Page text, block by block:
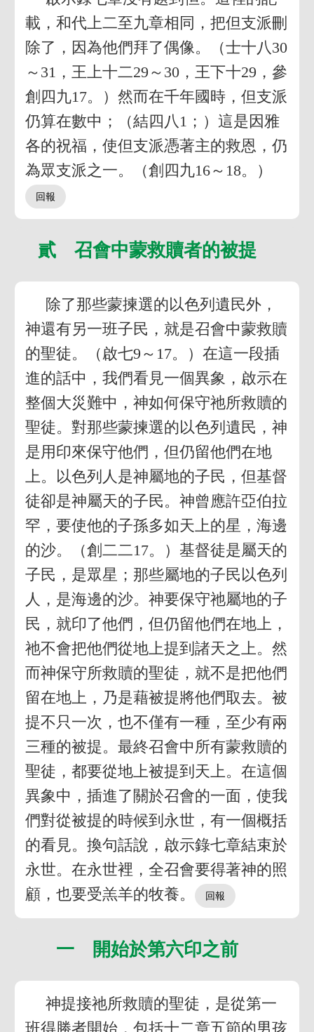
載，和代上二至九章相同，把但支派刪
除了，因為他們拜了偶像。（士十八30
～31，王上十二29～30，王下十29，參
創四九17。）然而在千年國時，但支派
仍算在數中；（結四八1；）這是因雅
各的祝福，使但支派憑著主的救恩，仍
為眾支派之一。（創四九16～18。）
貳 召會中蒙救贖者的被提
除了那些蒙揀選的以色列遺民外，
神還有另一班子民，就是召會中蒙救贖
的聖徒。（啟七9～17。）在這一段插
進的話中，我們看見一個異象，啟示在
整個大災難中，神如何保守祂所救贖的
聖徒。對那些蒙揀選的以色列遺民，神
是用印來保守他們，但仍留他們在地
上。以色列人是神屬地的子民，但基督
徒卻是神屬天的子民。神曾應許亞伯拉
罕，要使他的子孫多如天上的星，海邊
的沙。（創二二17。）基督徒是屬天的
子民，是眾星；那些屬地的子民以色列
人，是海邊的沙。神要保守祂屬地的子
民，就印了他們，但仍留他們在地上，
祂不會把他們從地上提到諸天之上。然
而神保守所救贖的聖徒，就不是把他們
留在地上，乃是藉被提將他們取去。被
提不只一次，也不僅有一種，至少有兩
三種的被提。最終召會中所有蒙救贖的
聖徒，都要從地上被提到天上。在這個
異象中，插進了關於召會的一面，使我
們對從被提的時候到永世，有一個概括
的看見。換句話說，啟示錄七章結束於
永世。在永世裡，全召會要得著神的照
顧，也要受羔羊的牧養。
一 開始於第六印之前
神提接祂所救贖的聖徒，是從第一
班得勝者開始，包括十二章五節的男孩